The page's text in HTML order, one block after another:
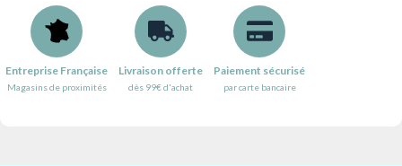
Entreprise Française
Magasins de proximités
Livraison offerte
dès 99€ d'achat
Paiement sécurisé
par carte bancaire